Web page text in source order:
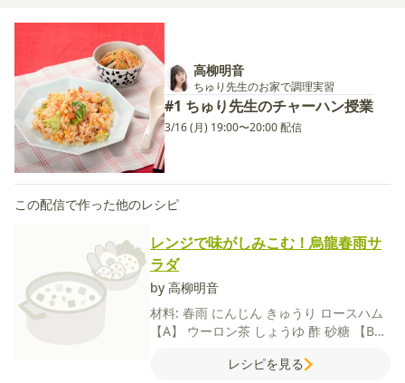
高柳明音
ちゅり先生のお家で調理実習
#1 ちゅり先生のチャーハン授業
3/16 (月) 19:00〜20:00 配信
この配信で作った他のレシピ
レンジで味がしみこむ！烏龍春雨サ
ラダ
by 高柳明音
材料: 春雨 にんじん きゅうり ロースハム
【A】 ウーロン茶 しょうゆ 酢 砂糖
【B】
レシピを見る